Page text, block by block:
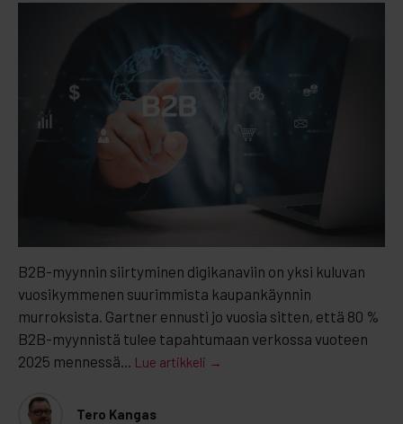
B2B-myynnin siirtyminen digikanaviin on yksi kuluvan
vuosikymmenen suurimmista kaupankäynnin
murroksista. Gartner ennusti jo vuosia sitten, että 80 %
B2B-myynnistä tulee tapahtumaan verkossa vuoteen
2025 mennessä...
Lue artikkeli →
Tero Kangas